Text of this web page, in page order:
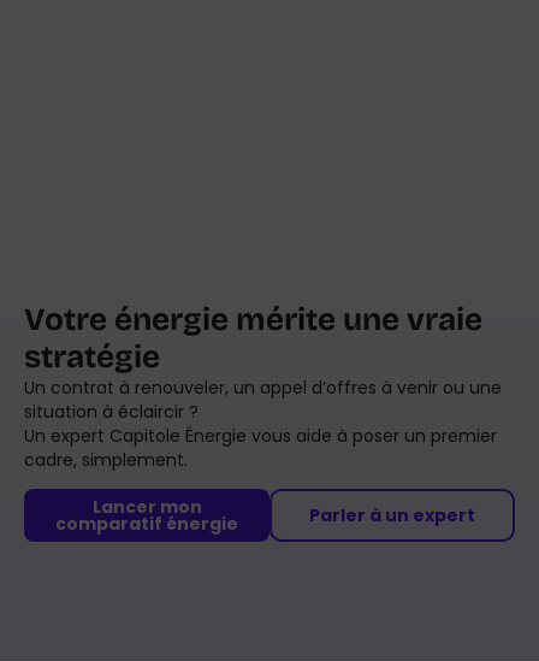
Votre énergie mérite une vraie
stratégie
Un contrat à renouveler, un appel d’offres à venir ou une
situation à éclaircir ?
Un expert Capitole Énergie vous aide à poser un premier
cadre, simplement.
Lancer mon
comparatif énergie Parler à un expert